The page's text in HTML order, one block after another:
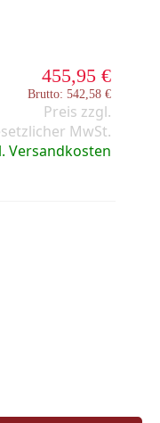
455,95 €
Brutto: 542,58 €
Preis zzgl.
MwSt.
Versandkosten